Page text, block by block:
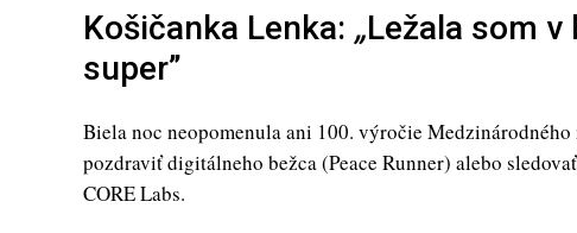
Košičanka Lenka: „Ležala som v
super”
Biela noc neopomenula ani 100. výročie
pozdraviť digitálneho bežca (Peace Runner) alebo
CORE Labs.